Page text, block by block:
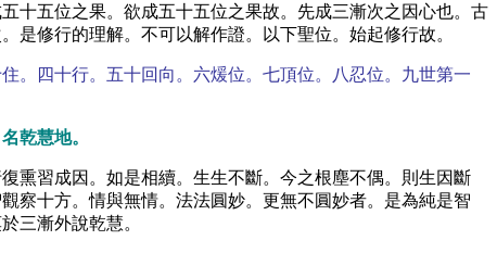
十五位之果。欲成五十五位之果故。先成三漸次之因心也。古
修行的理解。不可以解作證。以下聖位。始起修行故。
。四十行。五十回向。六煖位。七頂位。八忍位。九世第一
乾慧地。
熏習成因。如是相續。生生不斷。今之根塵不偶。則生因斷
察十方。情與無情。法法圓妙。更無不圓妙者。是為純是智
三漸外說乾慧。